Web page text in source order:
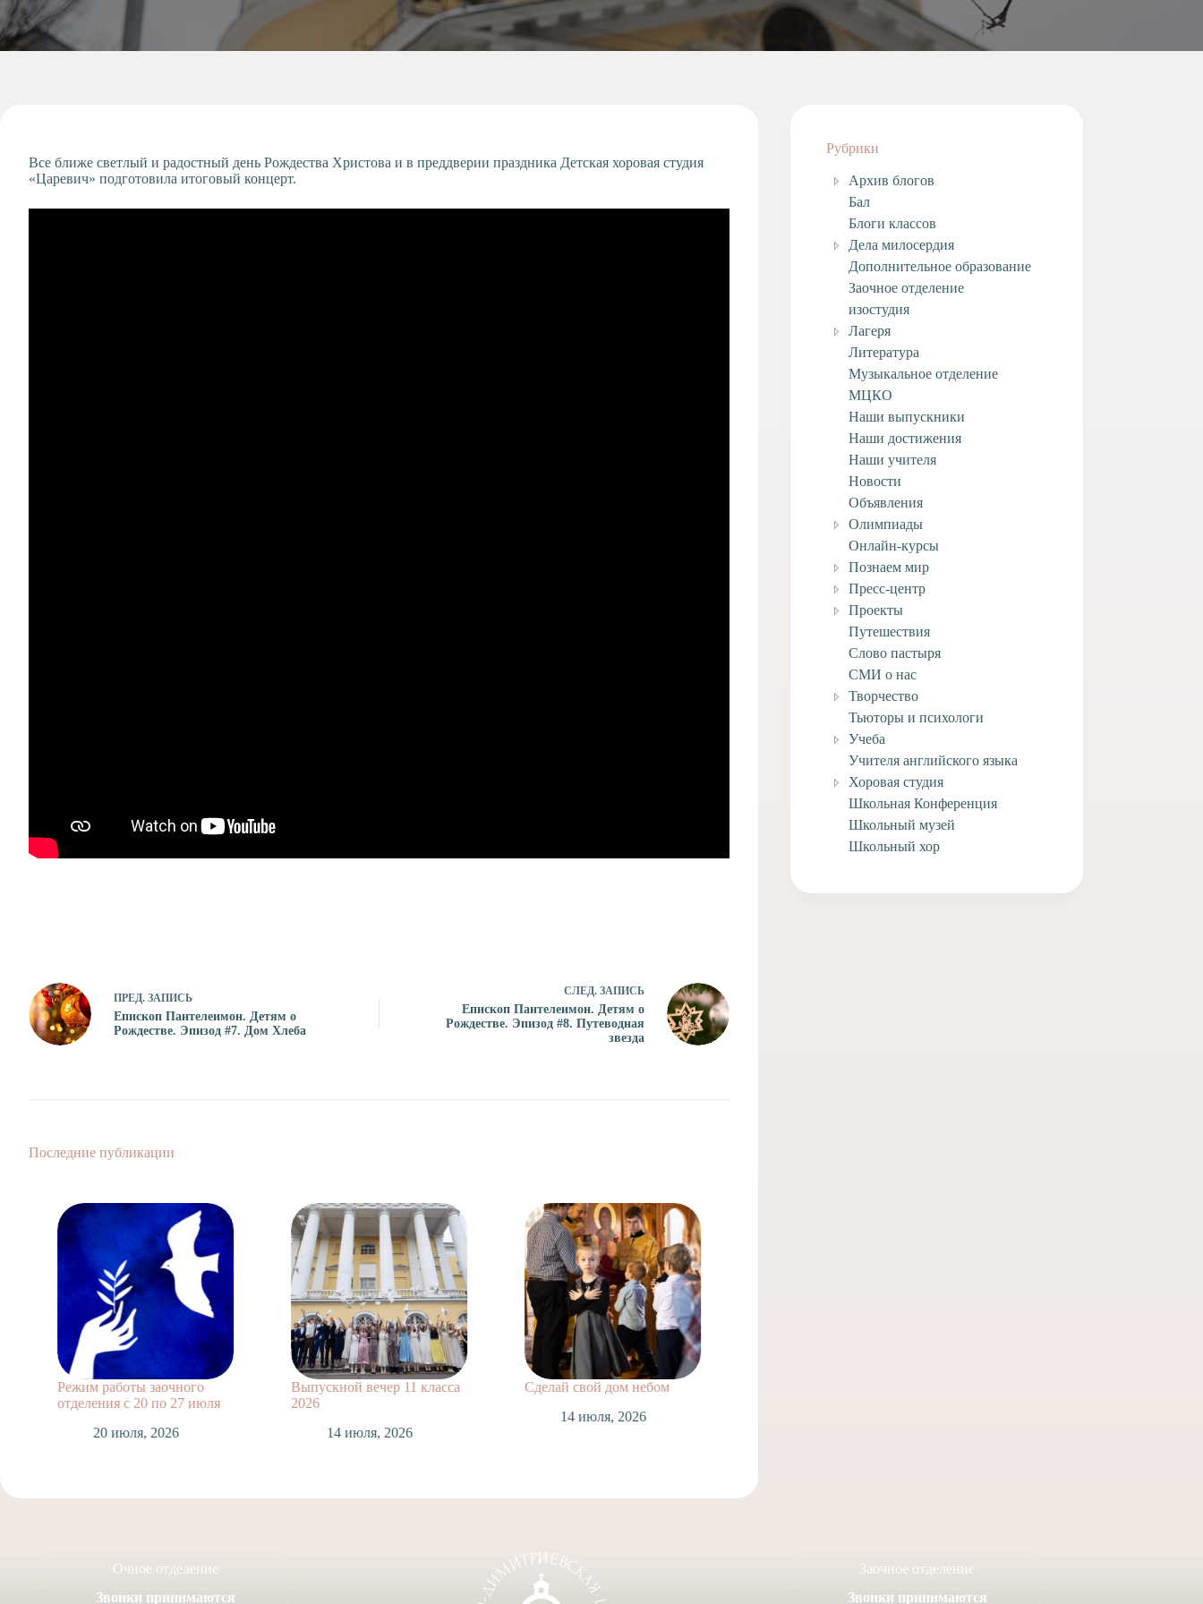
Проекты
Психологическая
Служба
Тьюторская
Все ближе светлый и радостный день Рождества Христова и в преддверии праздника Детская хоровая студия
«Царевич» подготовила итоговый концерт.
ПРЕД. ЗАПИСЬ
Епископ Пантелеимон. Детям о
Рождестве. Эпизод #7. Дом Хлеба
СЛЕД. ЗАПИСЬ
Епископ Пантелеимон. Детям о
Рождестве. Эпизод #8. Путеводная
звезда
Последние публикации
Режим работы заочного
отделения с 20 по 27 июля
20 июля, 2026
Выпускной вечер 11 класса
2026
14 июля, 2026
Сделай свой дом небом
14 июля, 2026
Рубрики
Архив блогов
Бал
Блоги классов
Дела милосердия
Дополнительное образование
Заочное отделение
изостудия
Лагеря
Литература
Музыкальное отделение
МЦКО
Наши выпускники
Наши достижения
Наши учителя
Новости
Объявления
Олимпиады
Онлайн-курсы
Познаем мир
Пресс-центр
Проекты
Путешествия
Слово пастыря
СМИ о нас
Творчество
Тьюторы и психологи
Учеба
Учителя английского языка
Хоровая студия
Школьная Конференция
Школьный музей
Школьный хор
Очное отделение
Звонки принимаются
Заочное отделение
Звонки принимаются